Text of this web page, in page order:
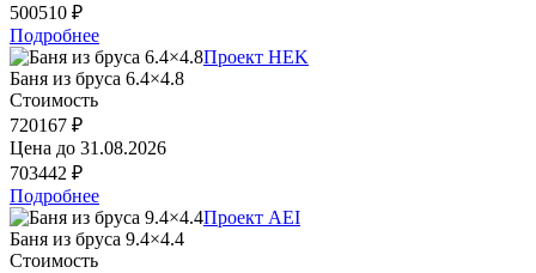
500510 ₽
Подробнее
Проект HEK
Баня из бруса 6.4×4.8
Стоимость
720167 ₽
Цена до 31.08.2026
703442 ₽
Подробнее
Проект AEI
Баня из бруса 9.4×4.4
Стоимость